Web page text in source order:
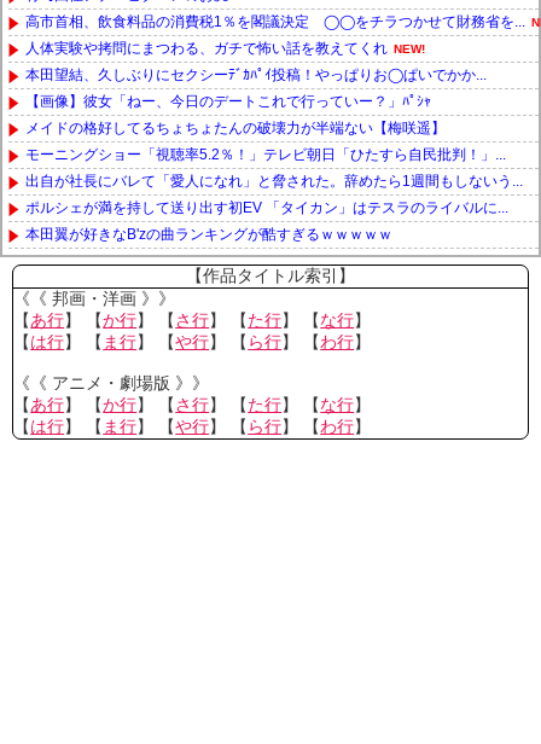
高市首相、飲食料品の消費税1％を閣議決定 ◯◯をチラつかせて財務省を...
人体実験や拷問にまつわる、ガチで怖い話を教えてくれ NEW!
本田望結、久しぶりにセクシーﾃﾞｶﾊﾟｲ投稿！やっぱりお◯ぱいでかか...
【画像】彼女「ねー、今日のデートこれで行っていー？」ﾊﾟｼｬ
メイドの格好してるちょちょたんの破壊力が半端ない【梅咲遥】
モーニングショー「視聴率5.2％！」テレビ朝日「ひたすら自民批判！」...
出自が社長にバレて「愛人になれ」と脅された。辞めたら1週間もしないう...
ポルシェが満を持して送り出す初EV 「タイカン」はテスラのライバルに...
本田翼が好きなB'zの曲ランキングが酷すぎるｗｗｗｗｗ
Powered by livedoor 相互RSS
【作品タイトル索引】
《《 邦画・洋画 》》
【あ行】 【か行】 【さ行】 【た行】 【な行】
【は行】 【 ま行】 【や行】 【 ら行】 【わ行】
《《 アニメ・劇場版 》》
【あ行】 【か行】 【さ行】 【た行】 【な行】
【は行】 【 ま行】 【や行】 【 ら行】 【わ行】